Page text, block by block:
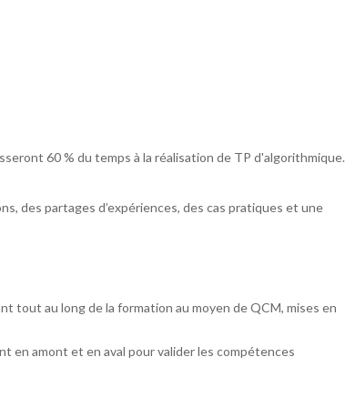
60 % du temps à la réalisation de TP d'algorithmique.
des partages d’expériences, des cas pratiques et une
tout au long de la formation au moyen de QCM, mises en
en amont et en aval pour valider les compétences